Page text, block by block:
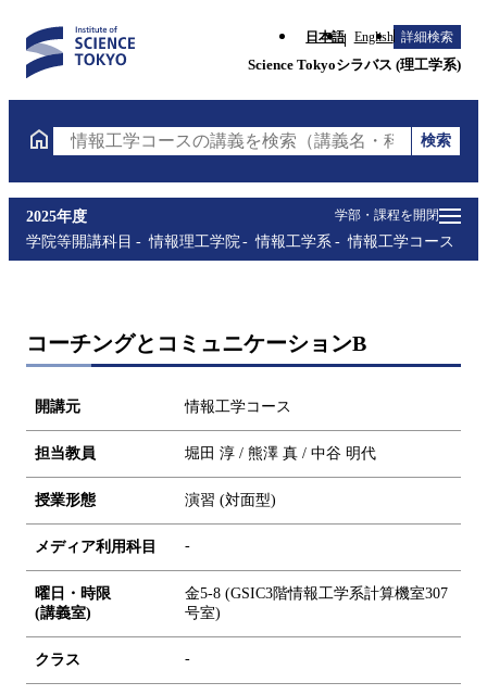
日本語 English 詳細検索
Science Tokyoシラバス (理工学系)
情報工学コースの講義を検索（講義名・科目コード・
検索
学部・課程を開閉
2025年度
学院等開講科目
情報理工学院 情報工学系 情報工学コース
コーチングとコミュニケーションB
開講元 情報工学コース
担当教員 堀田 淳 / 熊澤 真 / 中谷 明代
授業形態 演習 (対面型)
メディア利用科目 -
曜日・時限
(講義室)
金5-8 (GSIC3階情報工学系計算機室307
号室)
クラス -